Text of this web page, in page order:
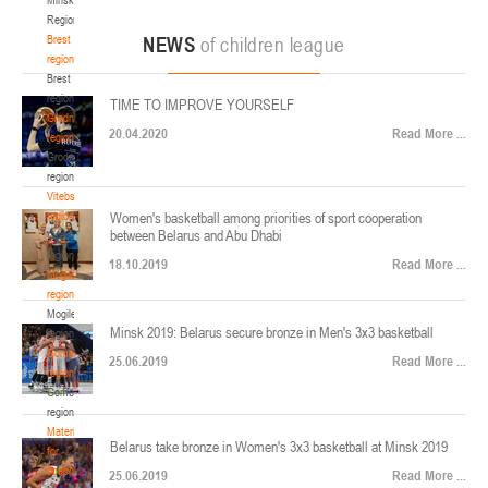
Region
Brest
region
Brest
region
Grodno
region
Grodno
region
Vitebsk
region
Vitebsk
region
Mogilev
region
Mogilev
region
Gomel
region
Gomel
region
Materials
for
coaches
ул. Ленинградская, 4
Минск
Финал четырех – юноши 2014-2015 гг.р., Дивизион 2, 22-24 апреля 2026 г., г.
Минск, ул. Стадионная, 3
U-12, девушки
V тур – девушки 2014-2015 гг.р., Дивизион 1, 17-19 апреля 2026 г., г. Гомель,
ул. Б.Хмельницкого, 118а
Минск
Финал 4-х – девушки 2010-2011 гг.р., Дивизион 2, 14-16 апреля 2026 г., г.
Минск, ул. Стадионная, 3
NEWS of children league
TIME TO IMPROVE YOURSELF
20.04.2020 Read More ...
Women's basketball among priorities of sport cooperation
between Belarus and Abu Dhabi
18.10.2019 Read More ...
Minsk 2019: Belarus secure bronze in Men's 3x3 basketball
25.06.2019 Read More ...
Belarus take bronze in Women's 3x3 basketball at Minsk 2019
25.06.2019 Read More ...